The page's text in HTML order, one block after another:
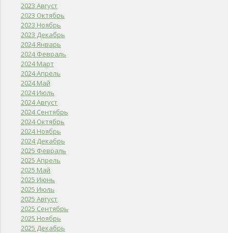
2023 Август
2023 Октябрь
2023 Ноябрь
2023 Декабрь
2024 Январь
2024 Февраль
2024 Март
2024 Апрель
2024 Май
2024 Июль
2024 Август
2024 Сентябрь
2024 Октябрь
2024 Ноябрь
2024 Декабрь
2025 Февраль
2025 Апрель
2025 Май
2025 Июнь
2025 Июль
2025 Август
2025 Сентябрь
2025 Ноябрь
2025 Декабрь